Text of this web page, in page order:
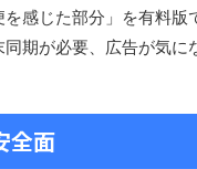
感じた部分」を有料版
期が必要、広告が気
全面